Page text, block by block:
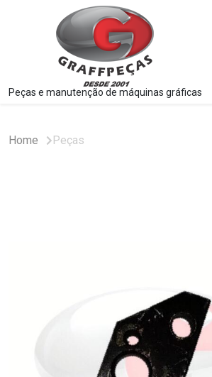
Peças e manutenção de máquinas gráficas
Home Peças